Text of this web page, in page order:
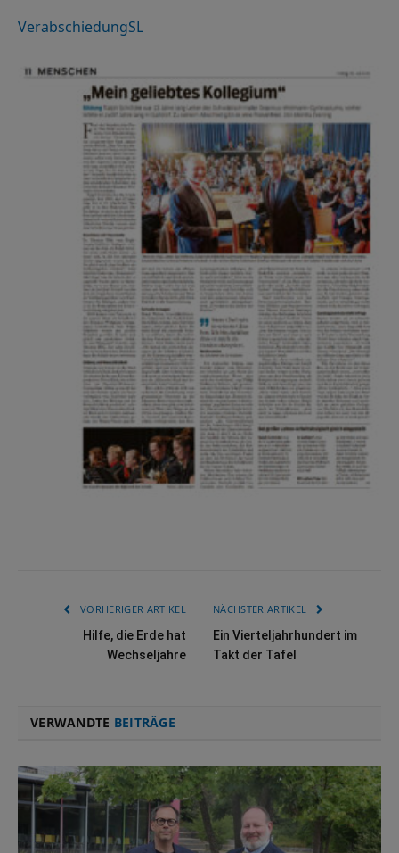
VerabschiedungSL
VORHERIGER ARTIKEL
Hilfe, die Erde hat
Wechseljahre
NÄCHSTER ARTIKEL
Ein Vierteljahrhundert im
Takt der Tafel
VERWANDTE BEITRÄGE